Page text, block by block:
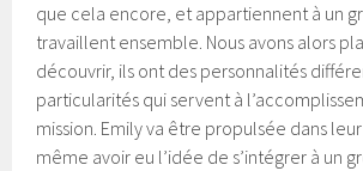
que cela encore, et appartiennent à un
travaillent ensemble. Nous avons alors
découvrir, ils ont des personnalités
particularités qui servent à
mission. Emily va être propulsée dans
même avoir eu l’idée de s’intégrer à un